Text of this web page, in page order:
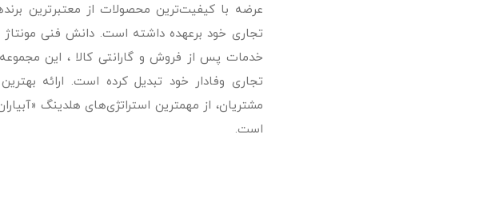
تجاری خود برعهده داشته است. دانش فنی مونتاژ
خدمات پس از فروش و گارانتی کالا ، این مجموعه
تجاری وفادار خود تبدیل کرده است. ارائه
مشتریان، از مهمترین استراتژی‌های هلدینگ
است.